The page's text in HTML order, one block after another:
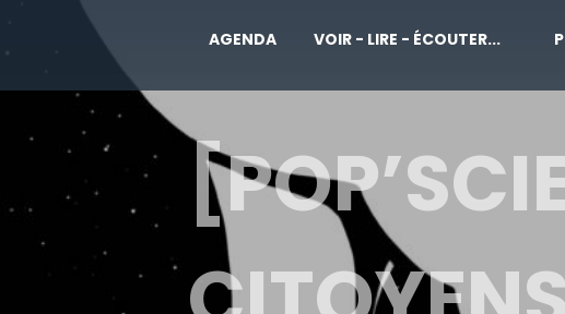
AGENDA VOIR - LIRE - ÉCOUTER...